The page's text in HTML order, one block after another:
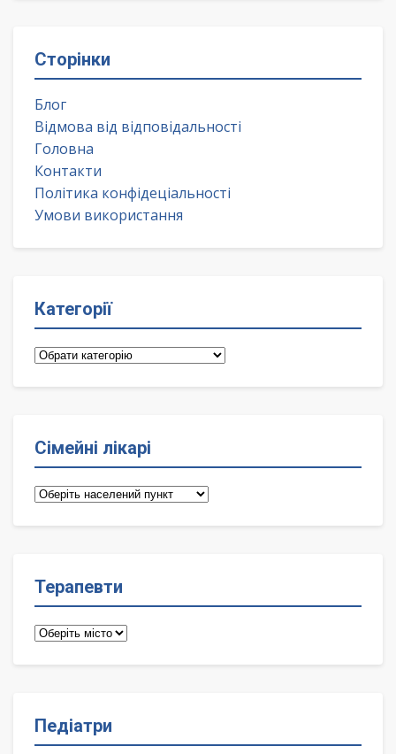
Сторінки
Блог
Відмова від відповідальності
Головна
Контакти
Політика конфідеціальності
Умови використання
Категорії
Категорії
Сімейні лікарі
Сімейні
Терапевти
Терапевти
Педіатри